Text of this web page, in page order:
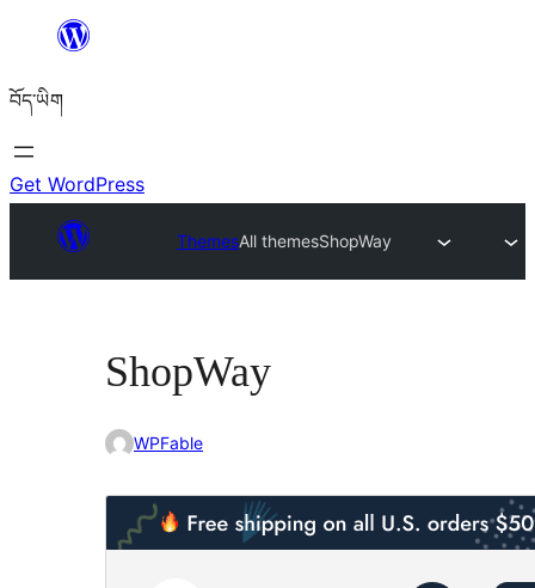
content
བོད་ཡིག
Get WordPress
ThemesAll themesShopWay
ShopWay
WPFable